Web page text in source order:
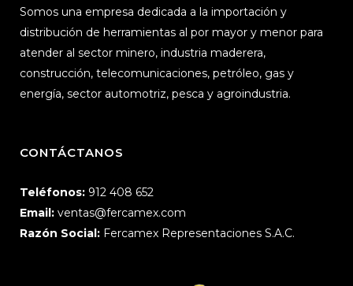
Somos una empresa dedicada a la importación y
distribución de herramientas al por mayor y menor para
atender al sector minero, industria maderera,
construcción, telecomunicaciones, petróleo, gas y
energía, sector automotriz, pesca y agroindustria.
CONTÁCTANOS
Teléfonos: 912 408 652
Email: ventas@fercamex.com
Razón Social: Fercamex Representaciones S.A.C.